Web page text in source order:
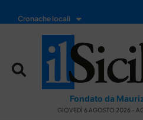
Cronache locali
Fondato da
GIOVEDÌ 6 AGOSTO 2026 -